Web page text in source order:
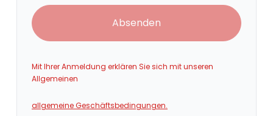
Absenden
Mit Ihrer Anmeldung erklären Sie sich mit unseren
Allgemeinen
allgemeine Geschäftsbedingungen.